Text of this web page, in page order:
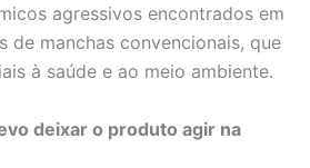
agressivos encontrados em
de manchas convencionais, que
à saúde e ao meio ambiente.
deixar o produto agir na